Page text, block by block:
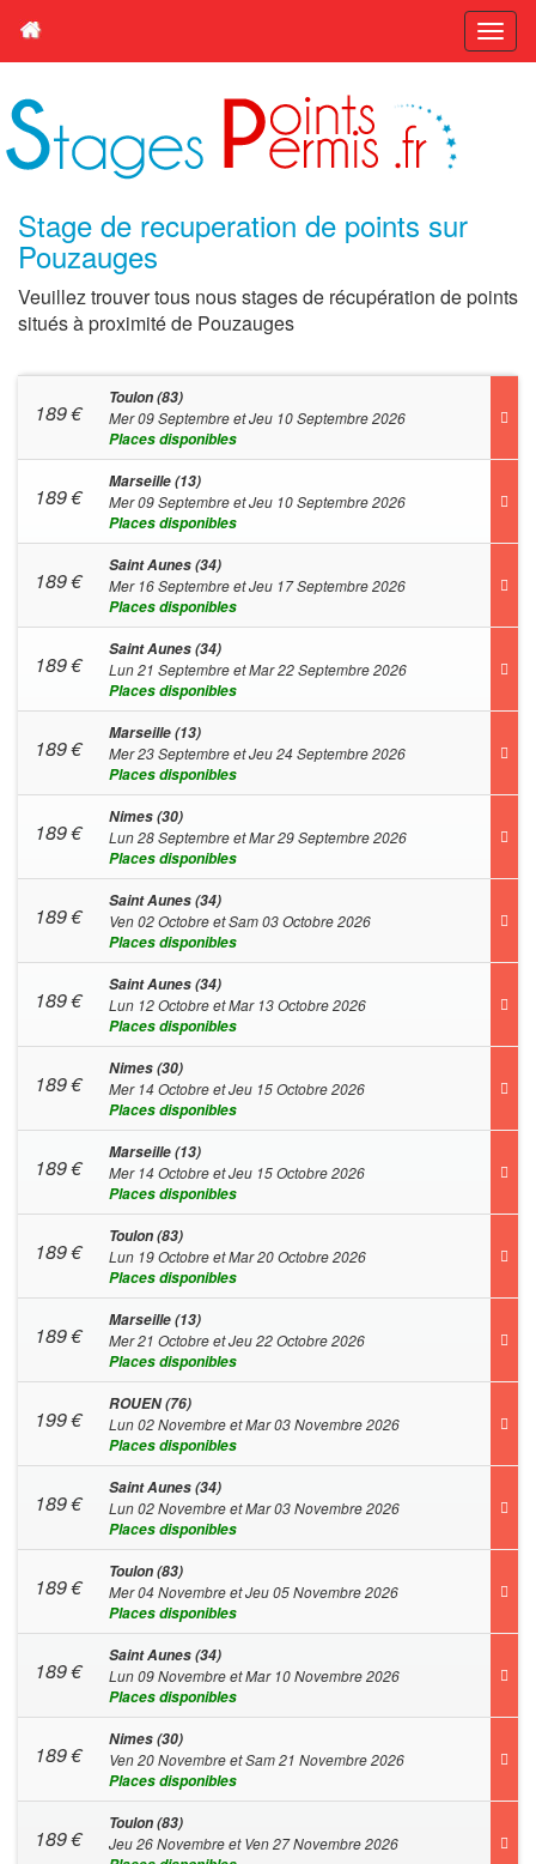
Stage de recuperation de points sur
Pouzauges
Veuillez trouver tous nous stages de récupération de points
situés à proximité de Pouzauges
189€
Toulon (83)
Mer 09 Septembre et Jeu 10 Septembre 2026
Places disponibles
189€
Marseille (13)
Mer 09 Septembre et Jeu 10 Septembre 2026
Places disponibles
189€
Saint Aunes (34)
Mer 16 Septembre et Jeu 17 Septembre 2026
Places disponibles
189€
Saint Aunes (34)
Lun 21 Septembre et Mar 22 Septembre 2026
Places disponibles
189€
Marseille (13)
Mer 23 Septembre et Jeu 24 Septembre 2026
Places disponibles
189€
Nimes (30)
Lun 28 Septembre et Mar 29 Septembre 2026
Places disponibles
189€
Saint Aunes (34)
Ven 02 Octobre et Sam 03 Octobre 2026
Places disponibles
189€
Saint Aunes (34)
Lun 12 Octobre et Mar 13 Octobre 2026
Places disponibles
189€
Nimes (30)
Mer 14 Octobre et Jeu 15 Octobre 2026
Places disponibles
189€
Marseille (13)
Mer 14 Octobre et Jeu 15 Octobre 2026
Places disponibles
189€
Toulon (83)
Lun 19 Octobre et Mar 20 Octobre 2026
Places disponibles
189€
Marseille (13)
Mer 21 Octobre et Jeu 22 Octobre 2026
Places disponibles
199€
ROUEN (76)
Lun 02 Novembre et Mar 03 Novembre 2026
Places disponibles
189€
Saint Aunes (34)
Lun 02 Novembre et Mar 03 Novembre 2026
Places disponibles
189€
Toulon (83)
Mer 04 Novembre et Jeu 05 Novembre 2026
Places disponibles
189€
Saint Aunes (34)
Lun 09 Novembre et Mar 10 Novembre 2026
Places disponibles
189€
Nimes (30)
Ven 20 Novembre et Sam 21 Novembre 2026
Places disponibles
189€
Toulon (83)
Jeu 26 Novembre et Ven 27 Novembre 2026